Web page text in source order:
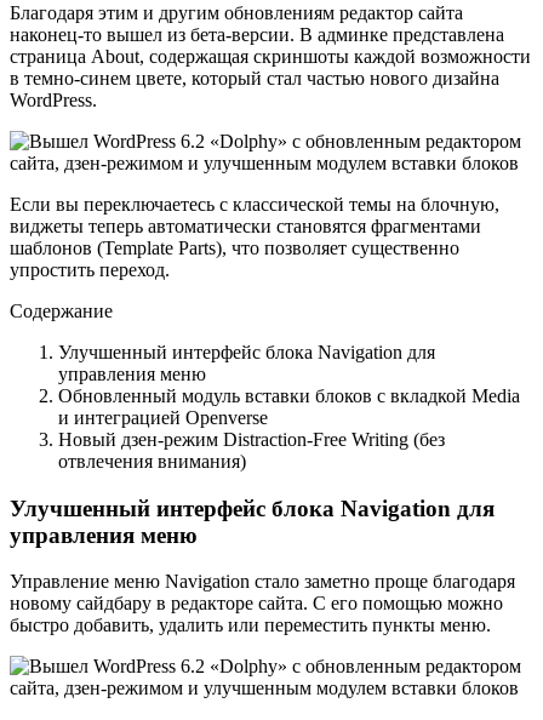
Благодаря этим и другим обновлениям редактор сайта
наконец-то вышел из бета-версии. В админке представлена
страница About, содержащая скриншоты каждой возможности
в темно-синем цвете, который стал частью нового дизайна
WordPress.
Если вы переключаетесь с классической темы на блочную,
виджеты теперь автоматически становятся фрагментами
шаблонов (Template Parts), что позволяет существенно
упростить переход.
Содержание
Улучшенный интерфейс блока Navigation для
управления меню
Обновленный модуль вставки блоков с вкладкой Media
и интеграцией Openverse
Новый дзен-режим Distraction-Free Writing (без
отвлечения внимания)
Улучшенный интерфейс блока Navigation для
управления меню
Управление меню Navigation стало заметно проще благодаря
новому сайдбару в редакторе сайта. С его помощью можно
быстро добавить, удалить или переместить пункты меню.